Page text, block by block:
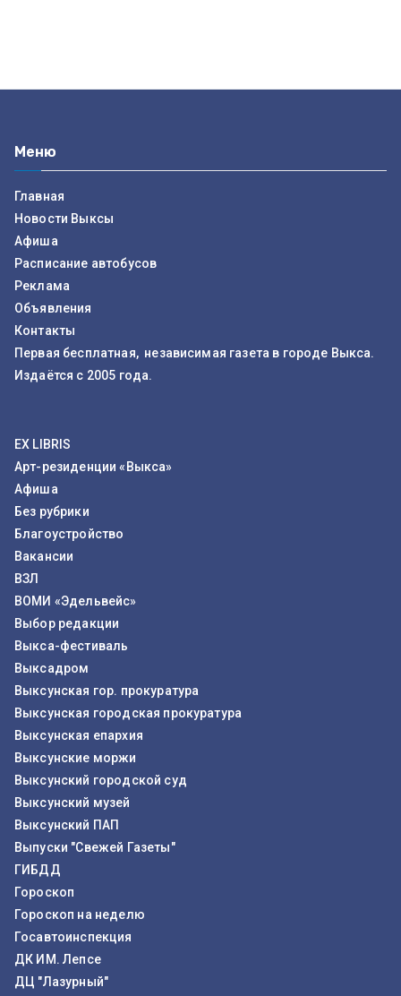
Меню
Главная
Новости Выксы
Афиша
Расписание автобусов
Реклама
Объявления
Контакты
Первая бесплатная, независимая газета в городе Выкса.
Издаётся с 2005 года.
EX LIBRIS
Арт-резиденции «Выкса»
Афиша
Без рубрики
Благоустройство
Вакансии
ВЗЛ
ВОМИ «Эдельвейс»
Выбор редакции
Выкса-фестиваль
Выксадром
Выксунская гор. прокуратура
Выксунская городская прокуратура
Выксунская епархия
Выксунские моржи
Выксунский городской суд
Выксунский музей
Выксунский ПАП
Выпуски "Свежей Газеты"
ГИБДД
Гороскоп
Гороскоп на неделю
Госавтоинспекция
ДК ИМ. Лепсе
ДЦ "Лазурный"